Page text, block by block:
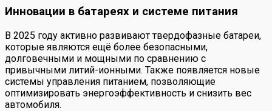
Инновации в батареях и системе питания
В 2025 году активно развивают твердофазные батареи,
которые являются ещё более безопасными,
долговечными и мощными по сравнению с
привычными литий-ионными. Также появляется новые
системы управления питанием, позволяющие
оптимизировать энергоэффективность и снизить вес
автомобиля.